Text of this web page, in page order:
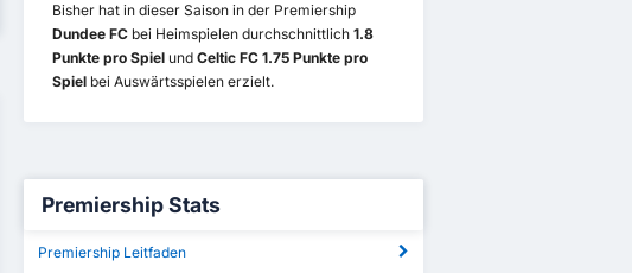
Bisher hat in dieser Saison in der Premiership
Dundee FCbei Heimspielen durchschnittlich 1.8
Punkte pro Spielund Celtic FC 1.75 Punkte pro
Spielbei Auswärtsspielen erzielt.
Premiership Stats
Premiership Leitfaden